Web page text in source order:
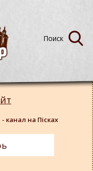
канал на Пісках